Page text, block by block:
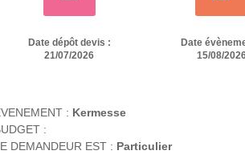
Date dépôt devis :
21/07/2026
Date
15/08/
: Kermesse
:
DEMANDEUR EST : Particulier